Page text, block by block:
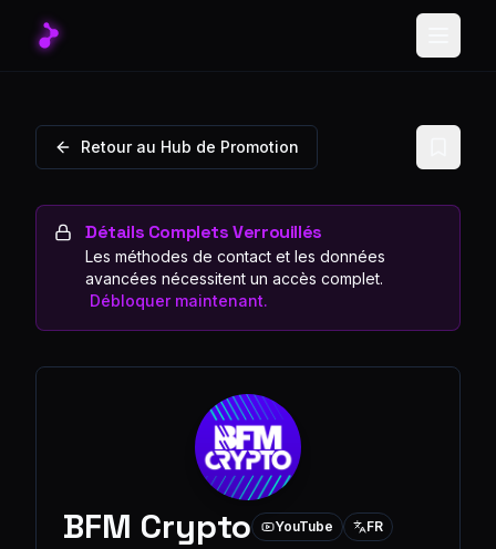
Retour au Hub de Promotion
Détails Complets Verrouillés
Les méthodes de contact et les données
avancées nécessitent un accès complet.
Débloquer maintenant.
BFM Crypto YouTube FR